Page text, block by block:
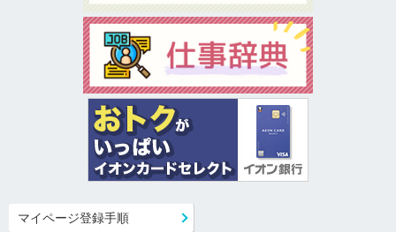
マイページ登録手順